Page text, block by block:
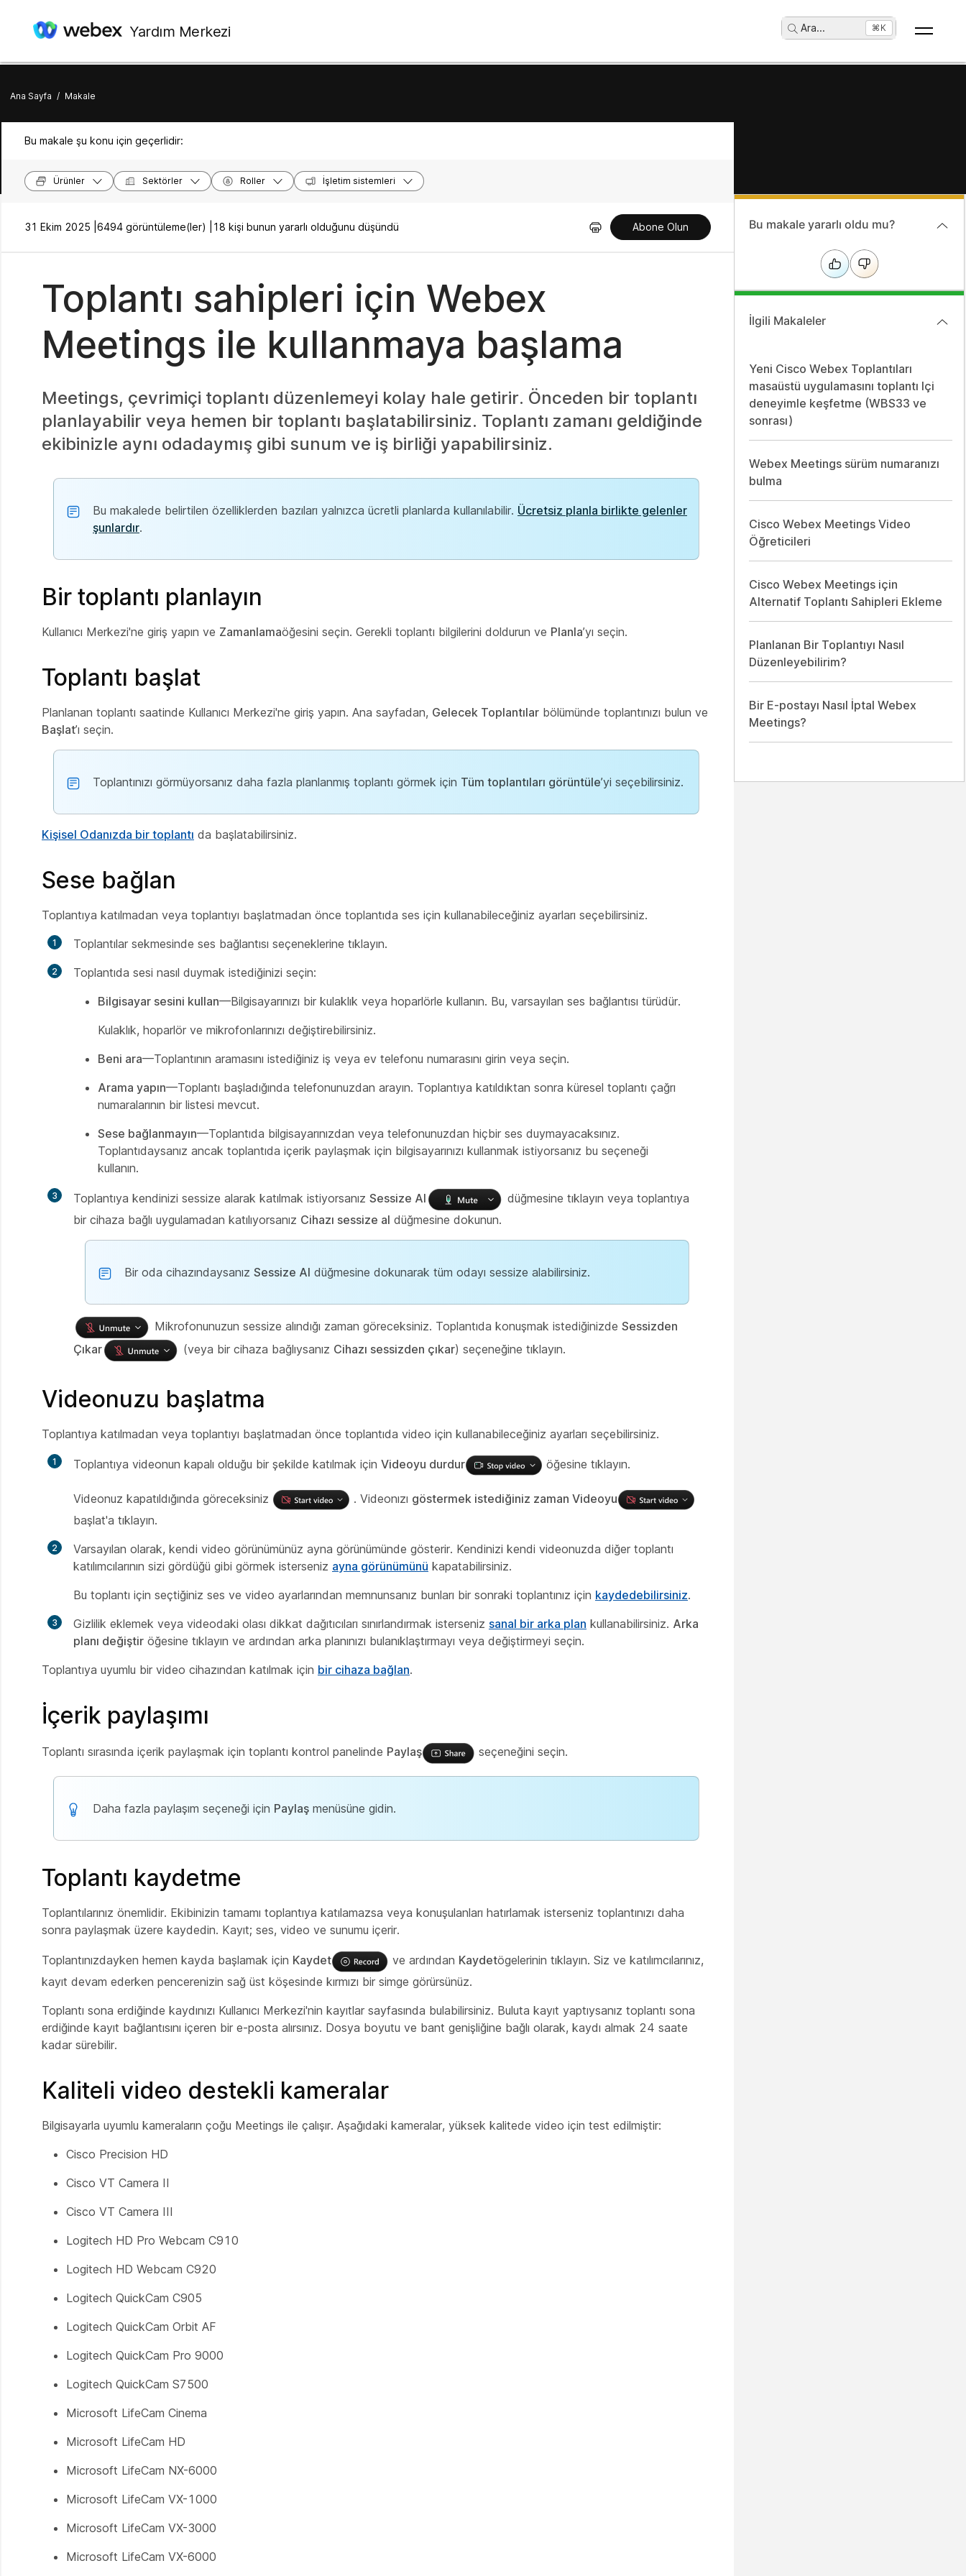
Yardım Merkezi Ara... ⌘K
Ana Sayfa / Makale
Bu makale şu konu için geçerlidir:
Ürünler Sektörler Roller İşletim sistemleri
31 Ekim 2025 | 6494 görüntüleme(ler) | 18 kişi bunun yararlı olduğunu düşündü Abone Olun
Toplantı sahipleri için Webex
Meetings ile kullanmaya başlama
Meetings, çevrimiçi toplantı düzenlemeyi kolay hale getirir. Önceden bir toplantı
planlayabilir veya hemen bir toplantı başlatabilirsiniz. Toplantı zamanı geldiğinde
ekibinizle aynı odadaymış gibi sunum ve iş birliği yapabilirsiniz.
Bu makalede belirtilen özelliklerden bazıları yalnızca ücretli planlarda kullanılabilir. Ücretsiz planla birlikte gelenler
şunlardır.
Bir toplantı planlayın
Kullanıcı Merkezi'ne giriş yapın ve Zamanlamaöğesini seçin. Gerekli toplantı bilgilerini doldurun ve Planla’yı seçin.
Toplantı başlat
Planlanan toplantı saatinde Kullanıcı Merkezi'ne giriş yapın. Ana sayfadan, Gelecek Toplantılar bölümünde toplantınızı bulun ve
Başlat’ı seçin.
Toplantınızı görmüyorsanız daha fazla planlanmış toplantı görmek için Tüm toplantıları görüntüle’yi seçebilirsiniz.
Kişisel Odanızda bir toplantı da başlatabilirsiniz.
Sese bağlan
Toplantıya katılmadan veya toplantıyı başlatmadan önce toplantıda ses için kullanabileceğiniz ayarları seçebilirsiniz.
Toplantılar sekmesinde ses bağlantısı seçeneklerine tıklayın.
Toplantıda sesi nasıl duymak istediğinizi seçin:
Bilgisayar sesini kullan—Bilgisayarınızı bir kulaklık veya hoparlörle kullanın. Bu, varsayılan ses bağlantısı türüdür.
Kulaklık, hoparlör ve mikrofonlarınızı değiştirebilirsiniz.
Beni ara—Toplantının aramasını istediğiniz iş veya ev telefonu numarasını girin veya seçin.
Arama yapın—Toplantı başladığında telefonunuzdan arayın. Toplantıya katıldıktan sonra küresel toplantı çağrı
numaralarının bir listesi mevcut.
Sese bağlanmayın—Toplantıda bilgisayarınızdan veya telefonunuzdan hiçbir ses duymayacaksınız.
Toplantıdaysanız ancak toplantıda içerik paylaşmak için bilgisayarınızı kullanmak istiyorsanız bu seçeneği
kullanın.
Toplantıya kendinizi sessize alarak katılmak istiyorsanız Sessize Al
düğmesine tıklayın veya toplantıya
bir cihaza bağlı uygulamadan katılıyorsanız Cihazı sessize al düğmesine dokunun.
Bir oda cihazındaysanız Sessize Al düğmesine dokunarak tüm odayı sessize alabilirsiniz.
Mikrofonunuzun sessize alındığı zaman göreceksiniz. Toplantıda konuşmak istediğinizde Sessizden
Çıkar
(veya bir cihaza bağlıysanız Cihazı sessizden çıkar) seçeneğine tıklayın.
Videonuzu başlatma
Toplantıya katılmadan veya toplantıyı başlatmadan önce toplantıda video için kullanabileceğiniz ayarları seçebilirsiniz.
Toplantıya videonun kapalı olduğu bir şekilde katılmak için Videoyu durdur öğesine tıklayın.
Videonuz kapatıldığında göreceksiniz . Videonızı göstermek istediğiniz zaman Videoyu
başlat'a tıklayın.
Varsayılan olarak, kendi video görünümünüz ayna görünümünde gösterir. Kendinizi kendi videonuzda diğer toplantı
katılımcılarının sizi gördüğü gibi görmek isterseniz ayna görünümünü kapatabilirsiniz.
Bu toplantı için seçtiğiniz ses ve video ayarlarından memnunsanız bunları bir sonraki toplantınız için kaydedebilirsiniz.
Gizlilik eklemek veya videodaki olası dikkat dağıtıcıları sınırlandırmak isterseniz sanal bir arka plan kullanabilirsiniz. Arka
planı değiştir öğesine tıklayın ve ardından arka planınızı bulanıklaştırmayı veya değiştirmeyi seçin.
Toplantıya uyumlu bir video cihazından katılmak için bir cihaza bağlan.
İçerik paylaşımı
Toplantı sırasında içerik paylaşmak için toplantı kontrol panelinde Paylaş seçeneğini seçin.
Daha fazla paylaşım seçeneği için Paylaş menüsüne gidin.
Toplantı kaydetme
Toplantılarınız önemlidir. Ekibinizin tamamı toplantıya katılamazsa veya konuşulanları hatırlamak isterseniz toplantınızı daha
sonra paylaşmak üzere kaydedin. Kayıt; ses, video ve sunumu içerir.
Toplantınızdayken hemen kayda başlamak için Kaydet ve ardından Kaydetögelerinin tıklayın. Siz ve katılımcılarınız,
kayıt devam ederken pencerenizin sağ üst köşesinde kırmızı bir simge görürsünüz.
Toplantı sona erdiğinde kaydınızı Kullanıcı Merkezi'nin kayıtlar sayfasında bulabilirsiniz. Buluta kayıt yaptıysanız toplantı sona
erdiğinde kayıt bağlantısını içeren bir e-posta alırsınız. Dosya boyutu ve bant genişliğine bağlı olarak, kaydı almak 24 saate
kadar sürebilir.
Kaliteli video destekli kameralar
Bilgisayarla uyumlu kameraların çoğu Meetings ile çalışır. Aşağıdaki kameralar, yüksek kalitede video için test edilmiştir:
Cisco Precision HD
Cisco VT Camera II
Cisco VT Camera III
Logitech HD Pro Webcam C910
Logitech HD Webcam C920
Logitech QuickCam C905
Logitech QuickCam Orbit AF
Logitech QuickCam Pro 9000
Logitech QuickCam S7500
Microsoft LifeCam Cinema
Microsoft LifeCam HD
Microsoft LifeCam NX-6000
Microsoft LifeCam VX-1000
Microsoft LifeCam VX-3000
Microsoft LifeCam VX-6000
Bu makale yararlı oldu mu?
İlgili Makaleler
Yeni Cisco Webex Toplantıları
masaüstü uygulamasını toplantı Içi
deneyimle keşfetme (WBS33 ve
sonrası)
Webex Meetings sürüm numaranızı
bulma
Cisco Webex Meetings Video
Öğreticileri
Cisco Webex Meetings için
Alternatif Toplantı Sahipleri Ekleme
Planlanan Bir Toplantıyı Nasıl
Düzenleyebilirim?
Bir E-postayı Nasıl İptal Webex
Meetings?